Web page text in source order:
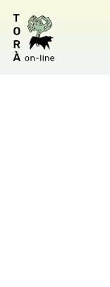
ID de foto no vàlid